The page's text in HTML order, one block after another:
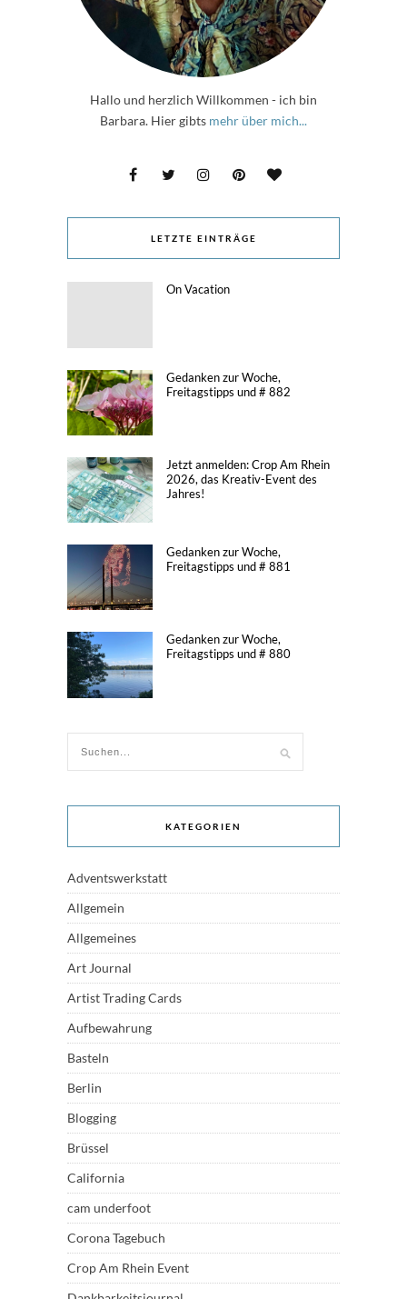
Hallo und herzlich Willkommen - ich bin
Barbara. Hier gibts mehr über mich...
LETZTE EINTRÄGE
On Vacation
Gedanken zur Woche,
Freitagstipps und # 882
Jetzt anmelden: Crop Am Rhein
2026, das Kreativ-Event des
Jahres!
Gedanken zur Woche,
Freitagstipps und # 881
Gedanken zur Woche,
Freitagstipps und # 880
KATEGORIEN
Adventswerkstatt
Allgemein
Allgemeines
Art Journal
Artist Trading Cards
Aufbewahrung
Basteln
Berlin
Blogging
Brüssel
California
cam underfoot
Corona Tagebuch
Crop Am Rhein Event